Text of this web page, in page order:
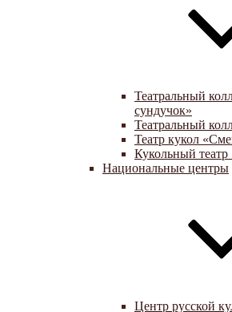
Театральный
сундучок»
Театральный
Театр кукол
Кукольный
Национальные центры
Центр русской